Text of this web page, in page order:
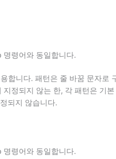
명령어와 동일합니다.
합니다. 패턴은 줄 바꿈 문자로
정되지 않는 한, 각 패턴은 기
되지 않습니다.
명령어와 동일합니다.